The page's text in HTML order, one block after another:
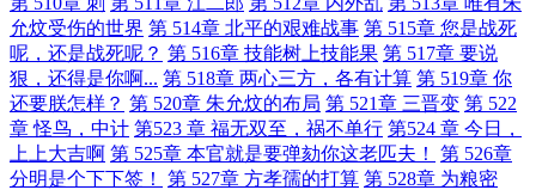
允炆受伤的世界 第 514章 北平的艰难战事 第 515章 您是战死
呢，还是战死呢？ 第 516章 技能树上技能果 第 517章 要说
狠，还得是你啊... 第 518章 两心三方，各有计算 第 519章 你
还要朕怎样？ 第 520章 朱允炆的布局 第 521章 三晋变 第 522
章 怪鸟，中计 第523 章 福无双至，祸不单行 第524 章 今日，
上上大吉啊 第 525章 本官就是要弹劾你这老匹夫！
第 526章
分明是个下下签！
第 527章 方孝孺的打算 第 528章 为粮密